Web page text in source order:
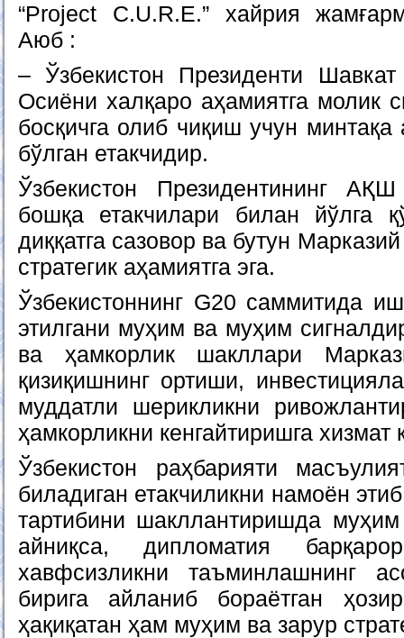
“Project C.U.R.E.” хайрия
Аюб :
– Ўзбекистон Президенти
Осиёни халқаро аҳамиятга молик
босқичга олиб чиқиш учун
бўлган етакчидир.
Ўзбекистон Президентининг
бошқа етакчилари билан йўлга
диққатга сазовор ва бутун
стратегик аҳамиятга эга.
Ўзбекистоннинг G20 саммитида
этилгани муҳим ва муҳим
ва ҳамкорлик шакллари
қизиқишнинг ортиши,
муддатли шерикликни
ҳамкорликни кенгайтиришга хизмат
Ўзбекистон раҳбарияти
биладиган етакчиликни намоён
тартибини шакллантиришда
айниқса, дипломатия
хавфсизликни таъминлашнинг
бирига айланиб бораётган
ҳақиқатан ҳам муҳим ва зарур